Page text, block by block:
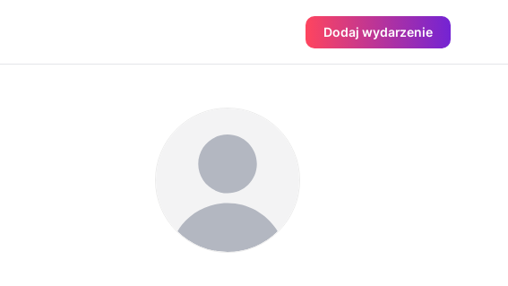
Dodaj wydarzenie